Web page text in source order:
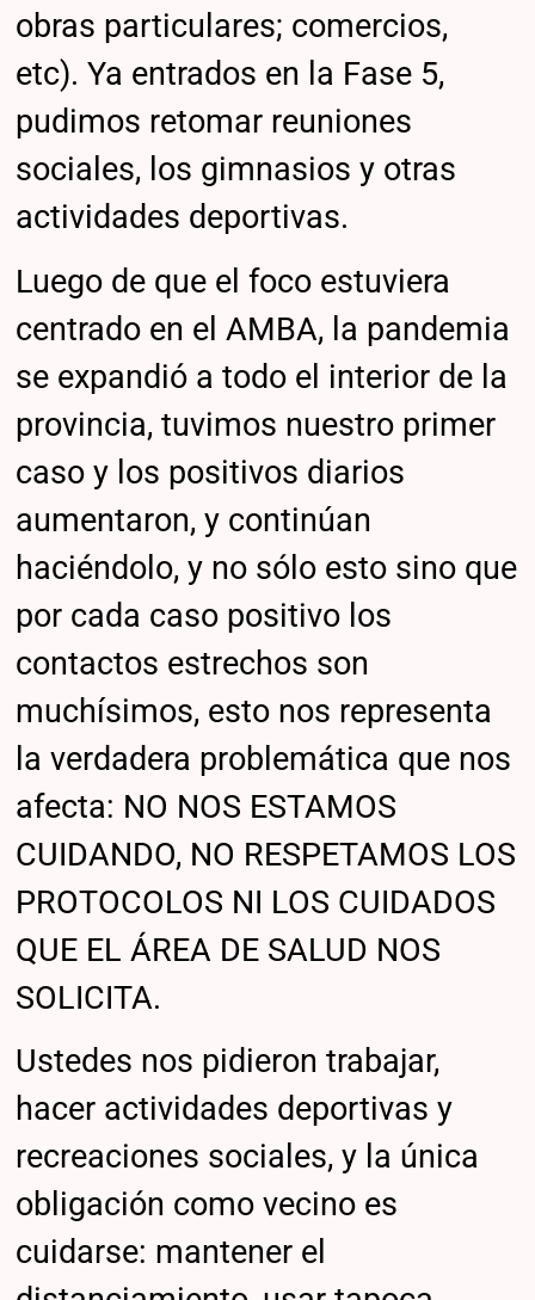
obras particulares; comercios,
etc). Ya entrados en la Fase 5,
pudimos retomar reuniones
sociales, los gimnasios y otras
actividades deportivas.
Luego de que el foco estuviera
centrado en el AMBA, la pandemia
se expandió a todo el interior de la
provincia, tuvimos nuestro primer
caso y los positivos diarios
aumentaron, y continúan
haciéndolo, y no sólo esto sino que
por cada caso positivo los
contactos estrechos son
muchísimos, esto nos representa
la verdadera problemática que nos
afecta: NO NOS ESTAMOS
CUIDANDO, NO RESPETAMOS LOS
PROTOCOLOS NI LOS CUIDADOS
QUE EL ÁREA DE SALUD NOS
SOLICITA.
Ustedes nos pidieron trabajar,
hacer actividades deportivas y
recreaciones sociales, y la única
obligación como vecino es
cuidarse: mantener el